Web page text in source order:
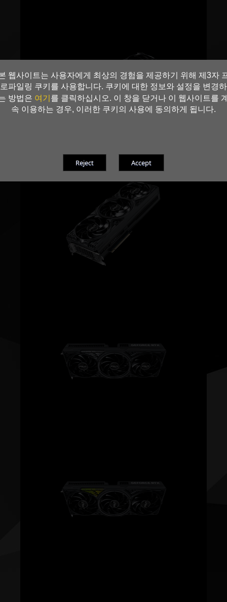
웹사이트는 사용자에게 최상의 경험을 제공하기 위해 제3자
로파일링 쿠키를 사용합니다. 쿠키에 대한 정보와 설정을 변경하
방법은 여기를 클릭하십시오. 이 창을 닫거나 이 웹사이트를
속 이용하는 경우, 이러한 쿠키의 사용에 동의하게 됩니다.